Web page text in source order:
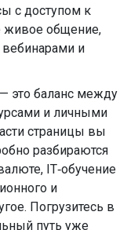
с доступом к
живое общение,
и
— это баланс между
и личными
страницы вы
разбираются
IT‑обучение
и
Погрузитесь в
путь уже